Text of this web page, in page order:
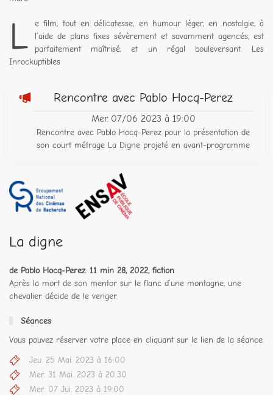
L
e film, tout en délicatesse, en humour léger, en nostalgie, à
l’aide de plans fixes sévèrement et savamment agencés, est
parfaitement maîtrisé, et un régal bouleversant. Les
Inrockuptibles
Rencontre avec Pablo Hocq-Perez
Mer. 07/06 2023 à 19:00
Rencontre avec Pablo Hocq-Perez pour la présentation de
son court métrage La Digne projeté en avant-programme
La digne
de Pablo Hocq-Perez. 11 min 28, 2022, fiction
Après la mort de son mentor sur le flanc d’une montagne, une
chevalier décide de le venger.
Séances
Vous pouvez réserver votre place en cliquant sur le lien de la séance.
Jeu. 25 Mai. 2023 à 16:00
Mer. 31 Mai. 2023 à 20:30
Mer. 07 Jui. 2023 à 19:00